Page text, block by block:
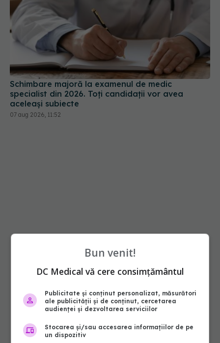
Schimbare majoră la examenul de medic
specialist din 2026. Toți candidații vor avea
aceleași subiecte
07 aug 2026, 11:52
Bun venit!
DC Medical vă cere consimțământul
Publicitate și conținut personalizat, măsurători
ale publicității și de conținut, cercetarea
audienței și dezvoltarea serviciilor
Stocarea și/sau accesarea informațiilor de pe
un dispozitiv